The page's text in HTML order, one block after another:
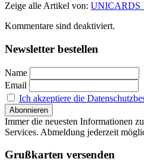
Zeige alle Artikel von:
Kommentare sind deaktiviert.
Newsletter bestellen
Name
Email
Ich akzeptiere die
Immer die neuesten Informationen
Services. Abmeldung jederzeit
Grußkarten versenden